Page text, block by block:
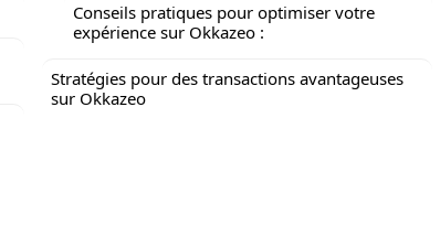
Conseils pratiques pour optimiser votre
expérience sur Okkazeo :
Stratégies pour des transactions avantageuses
sur Okkazeo